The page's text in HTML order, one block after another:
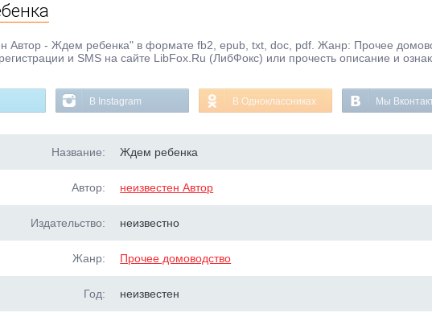
Автор - Ждем ребенка" в формате fb2, epub, txt, doc, pdf. Жанр: Прочее
и SMS на сайте LibFox.Ru (ЛибФокс) или прочесть описание и
В Instagram В Одноклассниках Мы
Название: Ждем ребенка
Автор: неизвестен Автор
Издательство: неизвестно
Жанр: Прочее домоводство
Год: неизвестен